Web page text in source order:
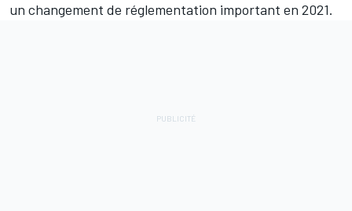
un changement de réglementation important en 2021.